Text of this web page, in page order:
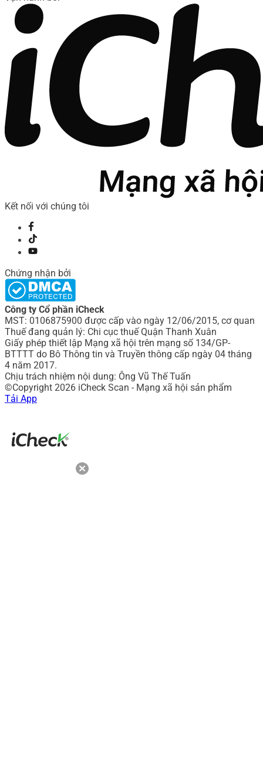
Kết nối với chúng tôi
Chứng nhận bởi
Công ty Cổ phần iCheck
MST: 0106875900 được cấp vào ngày 12/06/2015, cơ quan
Thuế đang quản lý: Chi cục thuế Quận Thanh Xuân
Giấy phép thiết lập Mạng xã hội trên mạng số 134/GP-
BTTTT do Bô Thông tin và Truyền thông cấp ngày 04 tháng
4 năm 2017.
Chịu trách nhiệm nội dung: Ông Vũ Thế Tuấn
©Copyright 2026 iCheck Scan - Mạng xã hội sản phẩm
Tải App